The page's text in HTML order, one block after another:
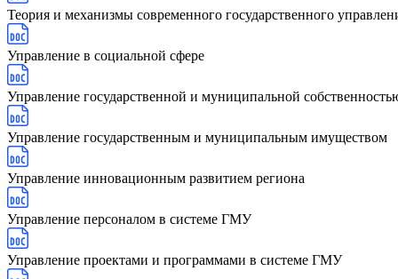
Теория и механизмы современного государственного
Управление в социальной сфере
Управление государственной и муниципальной
Управление государственным и муниципальным имуществом
Управление инновационным развитием региона
Управление персоналом в системе ГМУ
Управление проектами и программами в системе ГМУ